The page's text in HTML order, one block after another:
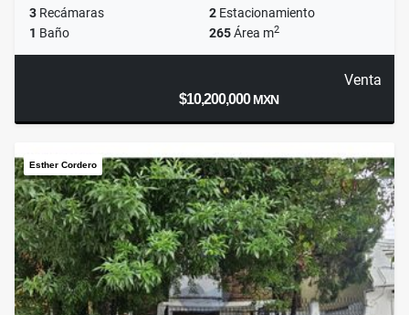
3 Recámaras 2 Estacionamiento
1 Baño 265Área m2
Venta
$10,200,000MXN
Esther Cordero